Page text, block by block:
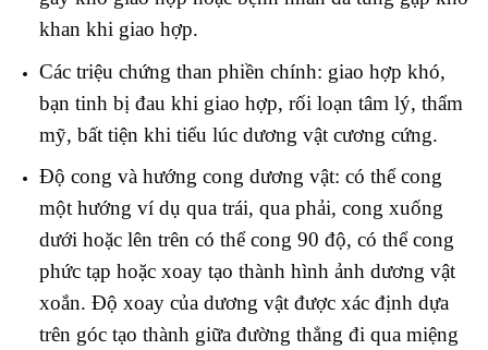
khan khi giao hợp.
Các triệu chứng than phiền chính: giao hợp khó,
bạn tinh bị đau khi giao hợp, rối loạn tâm lý, thẩm
mỹ, bất tiện khi tiểu lúc dương vật cương cứng.
Độ cong và hướng cong dương vật: có thể cong
một hướng ví dụ qua trái, qua phải, cong xuống
dưới hoặc lên trên có thể cong 90 độ, có thể cong
phức tạp hoặc xoay tạo thành hình ảnh dương vật
xoắn. Độ xoay của dương vật được xác định dựa
trên góc tạo thành giữa đường thẳng đi qua miệng